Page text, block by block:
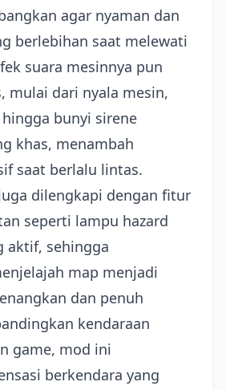
agar nyaman dan
berlebihan saat melewati
suara mesinnya pun
mulai dari nyala mesin,
bunyi sirene
khas, menambah
saat berlalu lintas.
dilengkapi dengan fitur
seperti lampu hazard
aktif, sehingga
map menjadi
dan penuh
kendaraan
game, mod ini
berkendara yang